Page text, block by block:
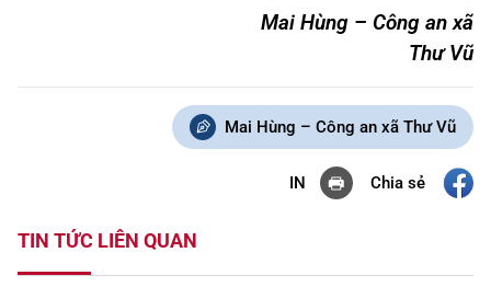
Mai Hùng – Công an xã
Thư Vũ
Mai Hùng – Công an xã Thư Vũ
IN Chia sẻ
TIN TỨC LIÊN QUAN